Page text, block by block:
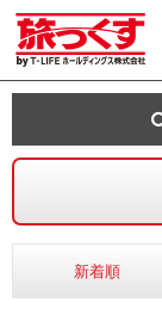
新着順